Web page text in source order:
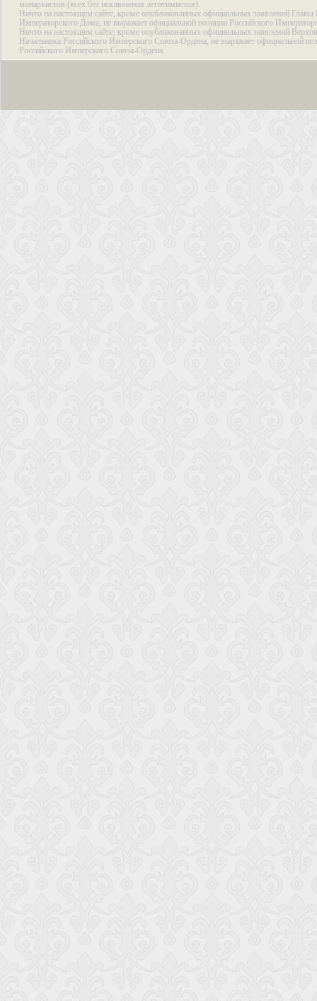
монархистов (всех без исключения легитимистов).
Ничто на настоящем сайте, кроме опубликованных официальных заявлений Главы
Императорского Дома, не выражает официальной позиции Российского
Ничто на настоящем сайте, кроме опубликованных официальных заявлений
Начальника Российского Имперского Союза-Ордена, не выражает официальной
Российского Имперского Союза-Ордена.